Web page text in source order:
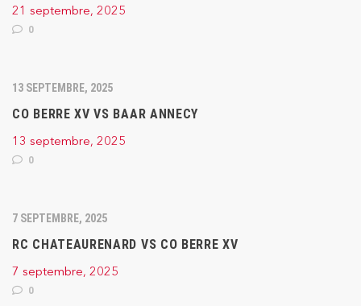
21 septembre, 2025
0
13 SEPTEMBRE, 2025
CO BERRE XV VS BAAR ANNECY
13 septembre, 2025
0
7 SEPTEMBRE, 2025
RC CHATEAURENARD VS CO BERRE XV
7 septembre, 2025
0